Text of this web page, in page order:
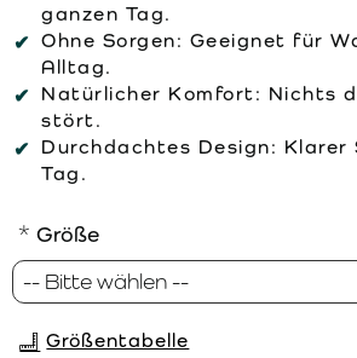
ganzen Tag.
Ohne Sorgen: Geeignet für
Alltag.
Natürlicher Komfort: Nichts
stört.
Durchdachtes Design: Klarer
Tag.
Größe
Größentabelle